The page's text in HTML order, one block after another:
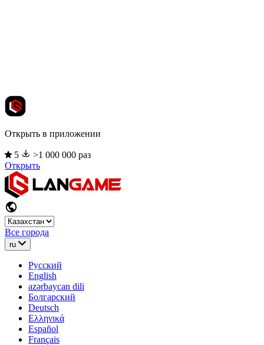
Открыть в приложении
5
>1 000 000 раз
Открыть
Все города
ru
Русский
English
azərbaycan dili
Болгарский
Deutsch
Ελληνικά
Español
Français